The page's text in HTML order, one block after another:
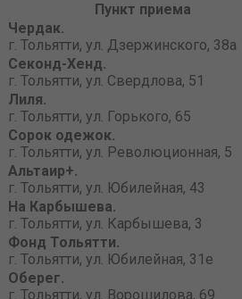
Пункт приема
Чердак.
г. Тольятти, ул. Дзержинского, 38а
Секонд-Хенд.
г. Тольятти, ул. Свердлова, 51
Лиля.
г. Тольятти, ул. Горького, 65
Сорок одежок.
г. Тольятти, ул. Революционная, 5
Альтаир+.
г. Тольятти, ул. Юбилейная, 43
На Карбышева.
г. Тольятти, ул. Карбышева, 3
Фонд Тольятти.
г. Тольятти, ул. Юбилейная, 31е
Оберег.
г. Тольятти, ул. Ворошилова, 69